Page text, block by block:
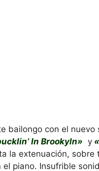
bailongo con el nuevo
In Brookyln» y
la extenuación, sobre
piano. Insufrible